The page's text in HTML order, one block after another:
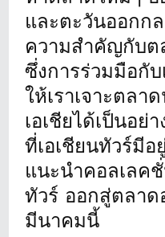
และตะวันออกก
ความสำคัญกับต
ซึ่งการร่วมมือกั
ให้เราเจาะตล
เอเชียได้เป็นอย่
ที่เอเชียนทัวร์มี
แนะนำคอลเลค
ทัวร์ ออกสู่ตลา
มีนาคมนี้